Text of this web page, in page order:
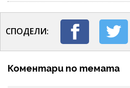
СПОДЕЛИ:
Коментари по темата